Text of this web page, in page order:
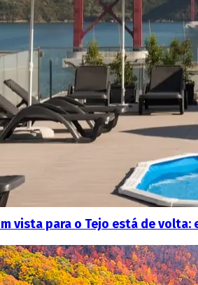
vista para o Tejo está de volta: